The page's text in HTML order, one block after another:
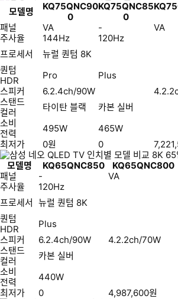
모델명
KQ75QNC90
0
KQ75QNC85
0
패널
VA - VA
주사율
144Hz 120Hz
프로세서
뉴럴 퀀텀 8K
퀀텀
HDR
Pro Plus
스피커
6.2.4ch/90W
스탠드
컬러
타이탄 블랙 카본 실버
소비
전력
495W 465W
최저가
0원 0
모델명
KQ65QNC850 KQ65QNC800
패널
- VA
주사율
120Hz
프로세서 뉴럴 퀀텀 8K
퀀텀
HDR
Plus
스피커
6.2.4ch/90W 4.2.2ch/70W
스탠드
컬러
카본 실버
소비
전력
440W
최저가
0 4,987,600원